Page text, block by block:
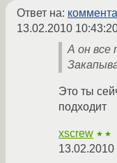
Ответ на:
13.02.2010
А он все
Это ты
подходит
xscrew ★★